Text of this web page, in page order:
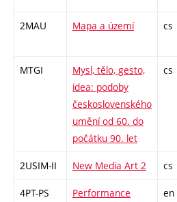
2MAU Mapa a území cs
MTGI
Mysl, tělo, gesto,
idea: podoby
československého
umění od 60. do
počátku 90. let
cs
2USIM-II New Media Art 2 cs
4PT-PS
Performance
en